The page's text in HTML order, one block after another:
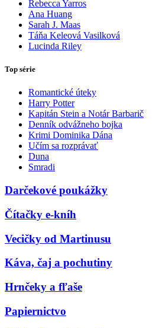
Rebecca Yarros
Ana Huang
Sarah J. Maas
Táňa Keleová Vasilková
Lucinda Riley
Top série
Romantické úteky
Harry Potter
Kapitán Stein a Notár Barbarič
Denník odvážneho bojka
Krimi Dominika Dána
Učím sa rozprávať
Duna
Smradi
Darčekové poukážky
Čítačky e-kníh
Vecičky od Martinusu
Káva, čaj a pochutiny
Hrnčeky a fľaše
Papiernictvo